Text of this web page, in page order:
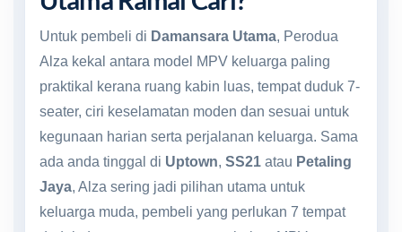
Untuk pembeli di Damansara Utama, Perodua
Alza kekal antara model MPV keluarga paling
praktikal kerana ruang kabin luas, tempat duduk 7-
seater, ciri keselamatan moden dan sesuai untuk
kegunaan harian serta perjalanan keluarga. Sama
ada anda tinggal di Uptown, SS21 atau Petaling
Jaya, Alza sering jadi pilihan utama untuk
keluarga muda, pembeli yang perlukan 7 tempat